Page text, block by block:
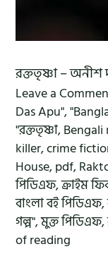
রক্ততৃষ্ণা –
Leave a
Das Apu",
"রক্ততৃষ্ণা,
killer,crime
House,pdf,
পিডিএফ,ক্রাইম
বাংলা বই পিডিএফ,
গল্প",মুক্ত পিডিএফ,
of reading